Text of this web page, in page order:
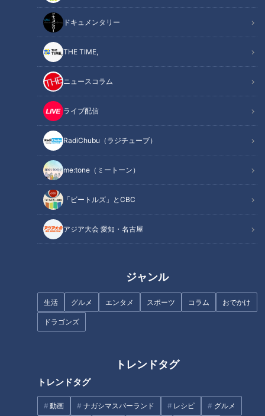
ドキュメンタリー
THE TIME,
ニュースコラム
ライブ配信
RadiChubu（ラジチューブ）
me:tone（ミートーン）
「ビートルズ」とCBC
アジア大会 愛知・名古屋
ジャンル
生活 グルメ エンタメ スポーツ コラム おでかけ
ドラゴンズ
トレンドタグ
トレンドタグ
動画 ナガシマスパーランド レシピ グルメ
物心ついた頃、クエスチョン「？」マークのラベルが付いた太
く短いペンが身近にあった。ボールペンやサインペンと違っ
て、そのボディーはガラス製だった。さらにキャップはねじ式
角い形、インクの匂いも強かった。「書くと消せないから気を
つけて」と親から注意された。それが日本製の油性マーカー